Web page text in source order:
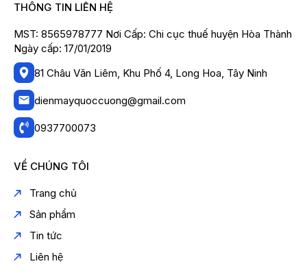
THÔNG TIN LIÊN HỆ
MST: 8565978777 Nơi Cấp: Chi cục thuế huyện Hòa Thành
Ngày cấp: 17/01/2019
81 Châu Văn Liêm, Khu Phố 4, Long Hoa, Tây Ninh
dienmayquoccuong@gmail.com
0937700073
VỀ CHÚNG TÔI
Trang chủ
Sản phẩm
Tin tức
Liên hệ